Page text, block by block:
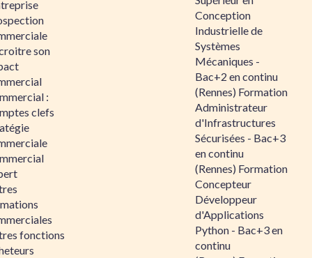
son
:
clefs
fonctions
Conception
Industrielle de
Systèmes
Mécaniques -
Bac+2 en continu
(Rennes) Formation
Administrateur
d'Infrastructures
Sécurisées - Bac+3
en continu
(Rennes) Formation
Concepteur
Développeur
d'Applications
Python - Bac+3 en
continu